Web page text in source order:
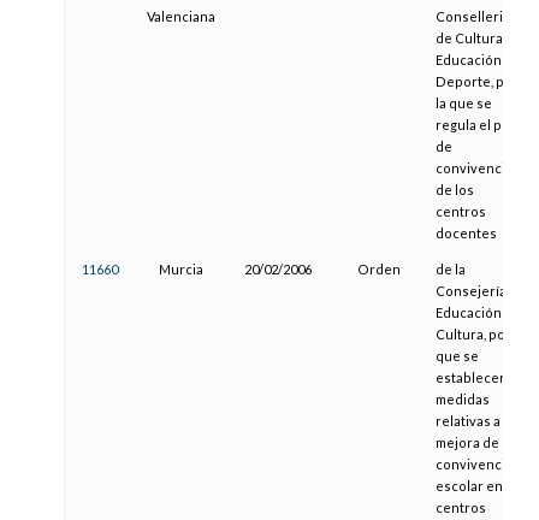
Valenciana
Conselleria
de Cultura,
Educación y
Deporte, por
la que se
regula el plan
de
convivencia
de los
centros
docentes
11660 Murcia 20/02/2006 Orden
de la
Consejería de
Educación y
Cultura, por la
que se
establecen
medidas
relativas a la
mejora de la
convivencia
escolar en los
centros